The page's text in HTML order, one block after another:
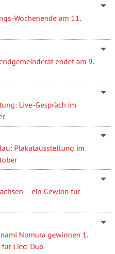
Wochenende am 11.
endet am 9.
Live-Gespräch im
Plakatausstellung im
– ein Gewinn für
Nomura gewinnen 1.
für Lied-Duo